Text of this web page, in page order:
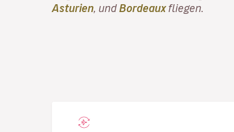
Asturien , undBordeauxfliegen.